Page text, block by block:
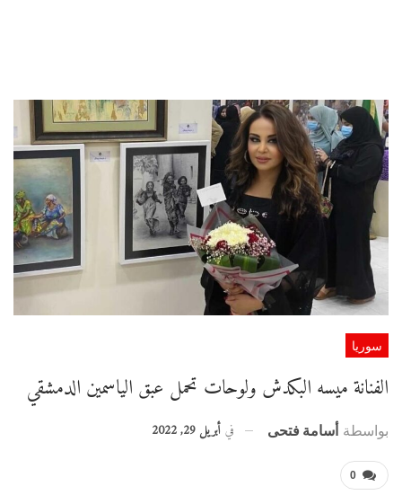
سوريا
الفنانة ميسه البكدش ولوحات تحمل عبق الياسمين الدمشقي
بواسطة أسامة فتحى في أبريل 29, 2022
0